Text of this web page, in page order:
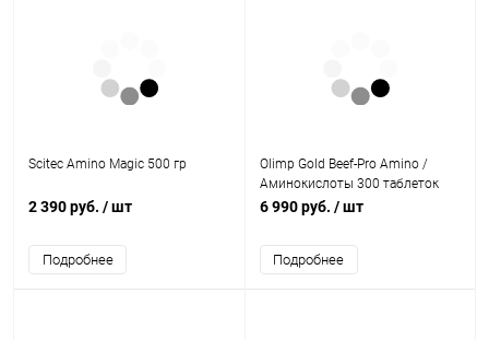
Scitec Amino Magic 500 гр
2 390 руб. / шт
Подробнее
Olimp Gold Beef-Pro Amino /
Аминокислоты 300 таблеток
6 990 руб. / шт
Подробнее